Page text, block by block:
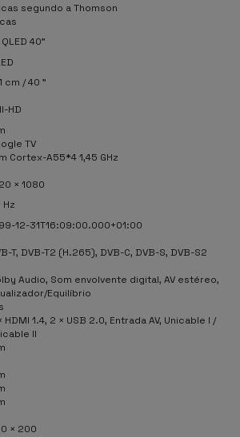
segundo a Thomson
QLED 40"
cm / 40 "
HD
TV
Cortex-A55*4 1,45 GHz
× 1080
Hz
12-31T16:09:00.000+01:00
T, DVB-T2 (H.265), DVB-C, DVB-S, DVB-S2
Audio, Som envolvente digital, AV estéreo,
Equilíbrio
HDMI 1.4, 2 × USB 2.0, Entrada AV, Unicable I /
II
× 200